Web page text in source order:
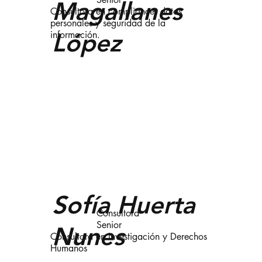
Magallanes
López
Consultora en compliance, datos
personales y seguridad de la
información.
Sofía Huerta
Nunes
Consultora
Senior
Consultora en Investigación y Derechos
Humanos